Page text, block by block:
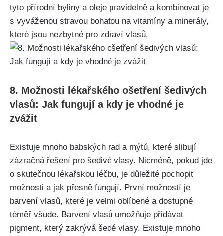
tyto⁢ přírodní byliny a oleje pravidelně a kombinovat je
s vyváženou stravou bohatou na vitamíny a minerály,
které jsou nezbytné pro zdraví‌ vlasů.
8. Možnosti lékařského ošetření ​šedivých
vlasů:‍ Jak fungují a ⁣kdy je vhodné ​je
zvážit
Existuje mnoho babských rad ‍a mýtů, které slibují
zázračná řešení pro šedivé vlasy. Nicméně,⁢ pokud jde
o skutečnou lékařskou léčbu, je důležité pochopit
možnosti a jak přesně fungují. ⁣První možností je
‌barvení vlasů, které je velmi oblíbené a ‍dostupné
téměř všude. Barvení vlasů umožňuje přidávat
⁤pigment, který zakrývá šedé vlasy. Existuje mnoho